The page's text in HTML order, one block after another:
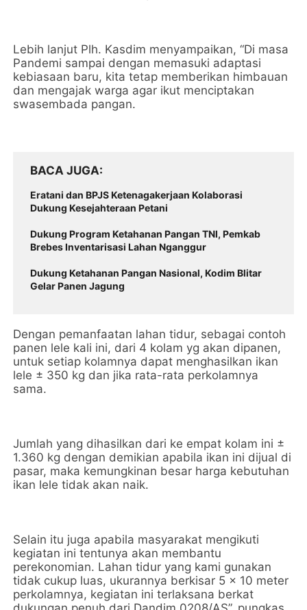
Lebih lanjut Plh. Kasdim menyampaikan, “Di masa
Pandemi sampai dengan memasuki adaptasi
kebiasaan baru, kita tetap memberikan himbauan
dan mengajak warga agar ikut menciptakan
swasembada pangan.
BACA JUGA
Eratani dan BPJS Ketenagakerjaan Kolaborasi
Dukung Kesejahteraan Petani
Dukung Program Ketahanan Pangan TNI, Pemkab
Brebes Inventarisasi Lahan Nganggur
Dukung Ketahanan Pangan Nasional, Kodim Blitar
Gelar Panen Jagung
Dengan pemanfaatan lahan tidur, sebagai contoh
panen lele kali ini, dari 4 kolam yg akan dipanen,
untuk setiap kolamnya dapat menghasilkan ikan
lele ± 350 kg dan jika rata-rata perkolamnya
sama.
Jumlah yang dihasilkan dari ke empat kolam ini ±
1.360 kg dengan demikian apabila ikan ini dijual di
pasar, maka kemungkinan besar harga kebutuhan
ikan lele tidak akan naik.
Selain itu juga apabila masyarakat mengikuti
kegiatan ini tentunya akan membantu
perekonomian. Lahan tidur yang kami gunakan
tidak cukup luas, ukurannya berkisar 5 x 10 meter
perkolamnya, kegiatan ini terlaksana berkat